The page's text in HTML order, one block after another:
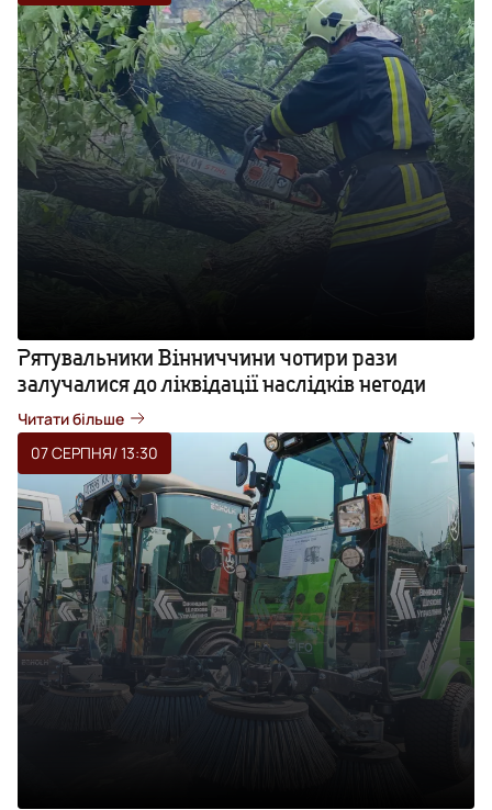
Рятувальники Вінниччини чотири рази
залучалися до ліквідації наслідків негоди
Читати більше
07 СЕРПНЯ/ 13:30